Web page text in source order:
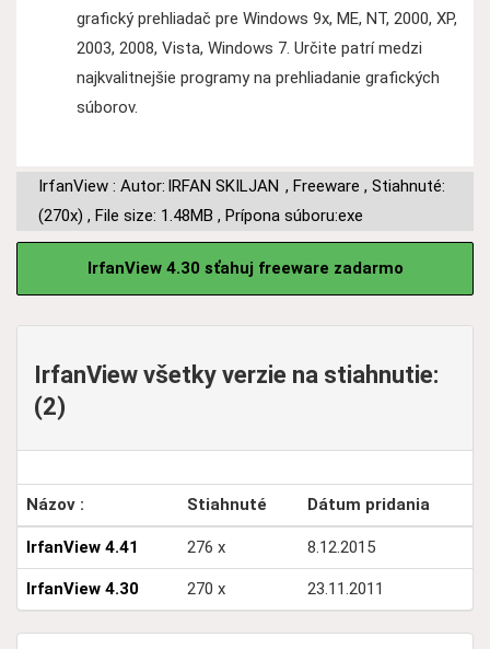
grafický prehliadač pre Windows 9x, ME, NT, 2000, XP,
2003, 2008, Vista, Windows 7. Určite patrí medzi
najkvalitnejšie programy na prehliadanie grafických
súborov.
IrfanView : Autor: IRFAN SKILJAN , Freeware , Stiahnuté:
(270x) , File size: 1.48MB , Prípona súboru:exe
IrfanView 4.30 sťahuj freeware zadarmo
IrfanView všetky verzie na stiahnutie:
(2)
Názov : Stiahnuté Dátum pridania
IrfanView 4.41 276 x 8.12.2015
IrfanView 4.30 270 x 23.11.2011